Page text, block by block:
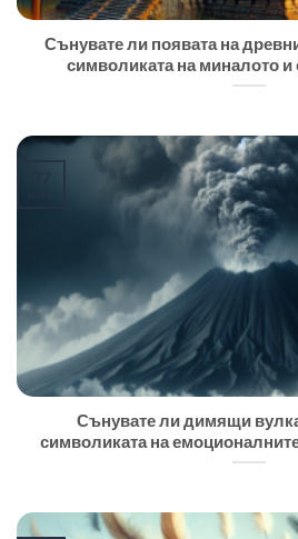
Сънувате ли появата на
символиката на миналото и
Сънувате ли димящи
символиката на